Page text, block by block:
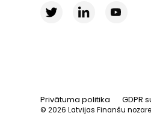
Privātuma politika GDPR
© 2026 Latvijas Finanšu